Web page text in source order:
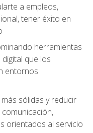
a empleos,
tener éxito en
herramientas
que los
entornos
sólidas y reducir
orientados al servicio